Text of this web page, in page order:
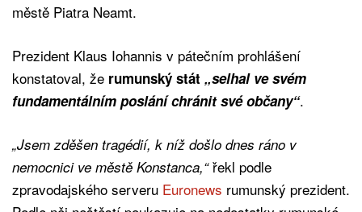
městě Piatra Neamt.
Prezident Klaus Iohannis v pátečním prohlášení
konstatoval, že rumunský stát „selhal ve svém
fundamentálním poslání chránit své občany“.
„Jsem zděšen tragédií, k níž došlo dnes ráno v
nemocnici ve městě Konstanca,“řekl podle
zpravodajského serveru Euronews rumunský prezident.